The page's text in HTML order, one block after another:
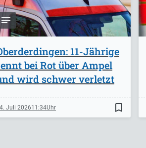
11-Jährige
bei Rot über Ampel
wird schwer verletzt
Juli 202611:34 bookmark_border